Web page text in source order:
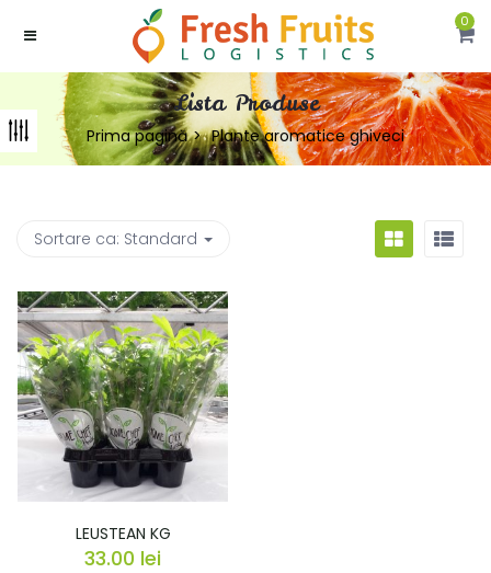
0
Lista Produse
Prima pagină Plante aromatice ghiveci
Sortare ca: Standard
LEUSTEAN KG
33.00 lei